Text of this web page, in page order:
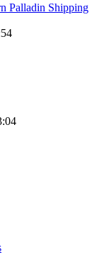
Palladin Shipping